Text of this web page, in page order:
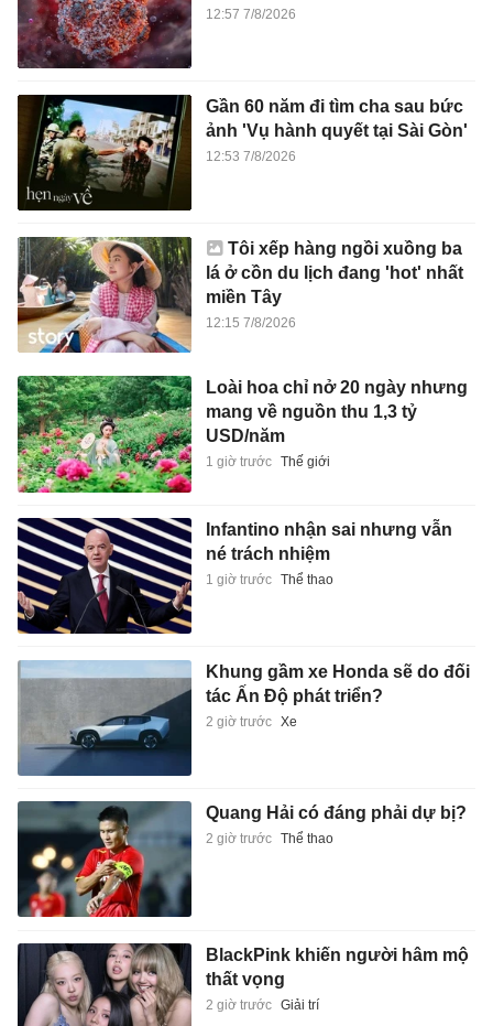
12:57 7/8/2026
Gần 60 năm đi tìm cha sau bức
ảnh 'Vụ hành quyết tại Sài Gòn'
12:53 7/8/2026
Tôi xếp hàng ngồi xuồng ba
lá ở cồn du lịch đang 'hot' nhất
miền Tây
12:15 7/8/2026
Loài hoa chỉ nở 20 ngày nhưng
mang về nguồn thu 1,3 tỷ
USD/năm
1 giờ trước Thế giới
Infantino nhận sai nhưng vẫn
né trách nhiệm
1 giờ trước Thể thao
Khung gầm xe Honda sẽ do đối
tác Ấn Độ phát triển?
2 giờ trước Xe
Quang Hải có đáng phải dự bị?
2 giờ trước Thể thao
BlackPink khiến người hâm mộ
thất vọng
2 giờ trước Giải trí